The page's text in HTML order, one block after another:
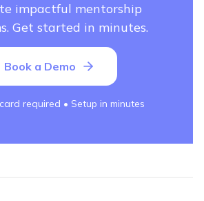
impactful mentorship
Get started in minutes.
Book a Demo
required • Setup in minutes